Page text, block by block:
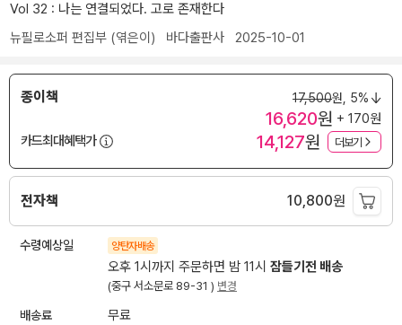
Vol 32 : 나는 연결되었다. 고로 존재한다
뉴필로소퍼 편집부 (엮은이) 바다출판사 2025-10-01
종이책 17,500원, 5%
16,620원 + 170원
카드최대혜택가
14,127원 더보기
전자책 10,800원
수령예상일 양탄자배송
오후 1시까지 주문하면 밤 11시 잠들기전 배송
(중구 서소문로 89-31 ) 변경
배송료 무료